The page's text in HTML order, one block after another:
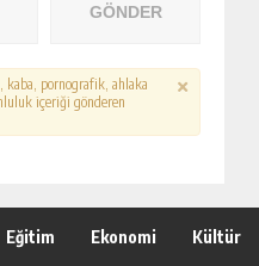
GÖNDER
kaba, pornografik, ahlaka
içeriği gönderen
Eğitim Ekonomi Kültür